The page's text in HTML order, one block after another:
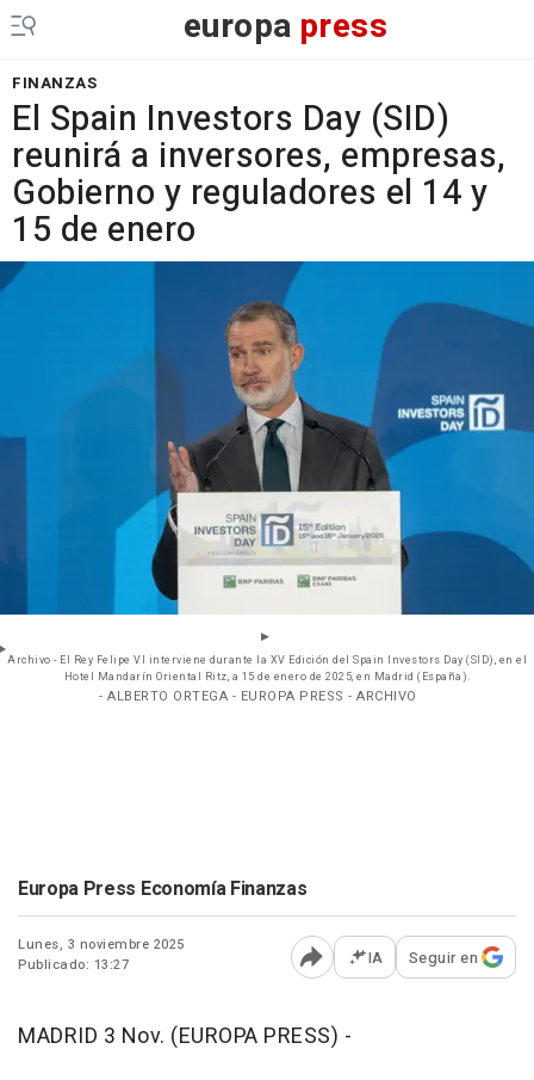
europa press
FINANZAS
El Spain Investors Day (SID)
reunirá a inversores, empresas,
Gobierno y reguladores el 14 y
15 de enero
Archivo - El Rey Felipe VI interviene durante la XV Edición del Spain Investors Day (SID), en el
Hotel Mandarín Oriental Ritz, a 15 de enero de 2025, en Madrid (España).
- ALBERTO ORTEGA - EUROPA PRESS - ARCHIVO
Europa Press Economía Finanzas
Lunes, 3 noviembre 2025
Publicado: 13:27
Abrir opciones para
IA Seguir en
MADRID 3 Nov. (EUROPA PRESS) -